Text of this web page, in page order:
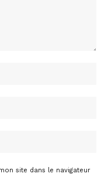
site dans le navigateur